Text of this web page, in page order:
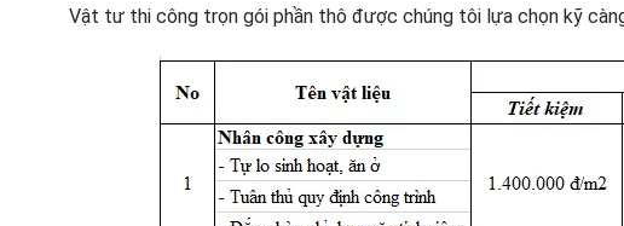
Vật tư thi công trọn gói phần thô được chúng tôi lựa chọn kỹ